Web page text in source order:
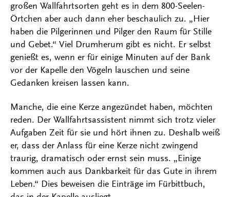
großen Wallfahrtsorten geht es in dem 800-Seelen-
Örtchen aber auch dann eher beschaulich zu. „Hier
haben die Pilgerinnen und Pilger den Raum für Stille
und Gebet.“ Viel Drumherum gibt es nicht. Er selbst
genießt es, wenn er für einige Minuten auf der Bank
vor der Kapelle den Vögeln lauschen und seine
Gedanken kreisen lassen kann.
Manche, die eine Kerze angezündet haben, möchten
reden. Der Wallfahrtsassistent nimmt sich trotz vieler
Aufgaben Zeit für sie und hört ihnen zu. Deshalb weiß
er, dass der Anlass für eine Kerze nicht zwingend
traurig, dramatisch oder ernst sein muss. „Einige
kommen auch aus Dankbarkeit für das Gute in ihrem
Leben.“ Dies beweisen die Einträge im Fürbittbuch,